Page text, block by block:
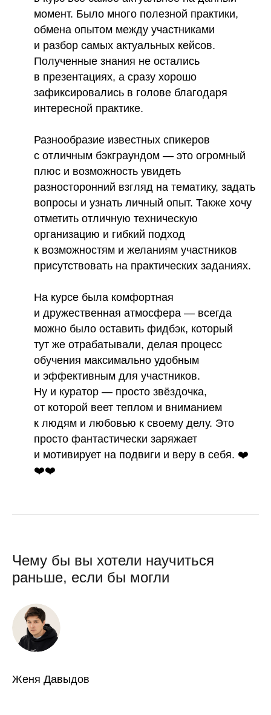
момент. Было много полезной практики,
обмена опытом между участниками
и разбор самых актуальных кейсов.
Полученные знания не остались
в презентациях, а сразу хорошо
зафиксировались в голове благодаря
интересной практике.
Разнообразие известных спикеров
с отличным бэкграундом — это огромный
плюс и возможность увидеть
разносторонний взгляд на тематику, задать
вопросы и узнать личный опыт. Также хочу
отметить отличную техническую
организацию и гибкий подход
к возможностям и желаниям участников
присутствовать на практических заданиях.
На курсе была комфортная
и дружественная атмосфера — всегда
можно было оставить фидбэк, который
тут же отрабатывали, делая процесс
обучения максимально удобным
и эффективным для участников.
Ну и куратор — просто звёздочка,
от которой веет теплом и вниманием
к людям и любовью к своему делу. Это
просто фантастически заряжает
и мотивирует на подвиги и веру в себя. ❤️
❤️❤️
Чему бы вы хотели научиться
раньше, если бы могли
Женя Давыдов